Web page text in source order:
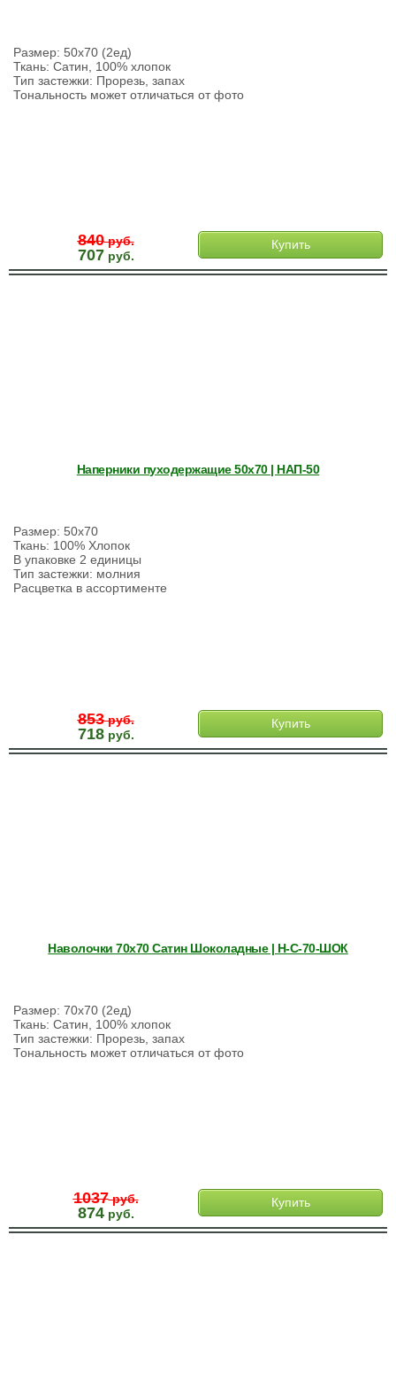
Размер: 50х70 (2ед)
Ткань: Сатин, 100% хлопок
Тип застежки: Прорезь, запах
Тональность может отличаться от фото
840руб.
707руб.
Купить
Наперники пуходержащие 50х70 | НАП-50
Размер: 50х70
Ткань: 100% Хлопок
В упаковке 2 единицы
Тип застежки: молния
Расцветка в ассортименте
853руб.
718руб.
Купить
Наволочки 70х70 Сатин Шоколадные | Н-С-70-ШОК
Размер: 70х70 (2ед)
Ткань: Сатин, 100% хлопок
Тип застежки: Прорезь, запах
Тональность может отличаться от фото
1037руб.
874руб.
Купить